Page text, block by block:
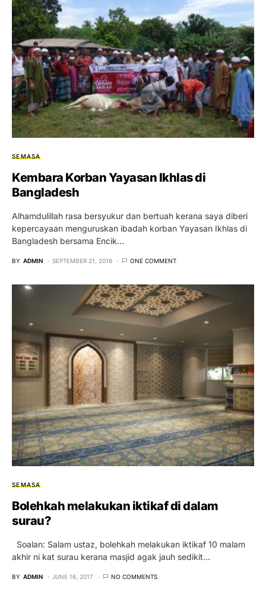
SEMASA
Kembara Korban Yayasan Ikhlas di
Bangladesh
Alhamdulillah rasa bersyukur dan bertuah kerana saya diberi
kepercayaan menguruskan ibadah korban Yayasan Ikhlas di
Bangladesh bersama Encik…
BY ADMIN SEPTEMBER 21, 2016 ONE COMMENT
SEMASA
Bolehkah melakukan iktikaf di dalam
surau?
Soalan: Salam ustaz, bolehkah melakukan iktikaf 10 malam
akhir ni kat surau kerana masjid agak jauh sedikit…
BY ADMIN JUNE 16, 2017 NO COMMENTS